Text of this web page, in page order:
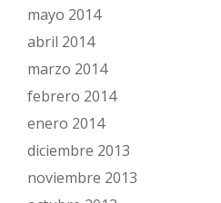
mayo 2014
abril 2014
marzo 2014
febrero 2014
enero 2014
diciembre 2013
noviembre 2013